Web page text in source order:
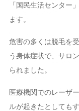
「国民生活センター
ます。
危害の多くは脱毛を
う身体症状で、サロ
られました。
医療機関でのレーザ
ルが起きたとしても